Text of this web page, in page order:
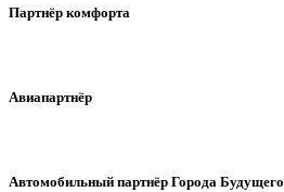
Партнёр комфорта
Авиапартнёр
Автомобильный партнёр Города Будущего